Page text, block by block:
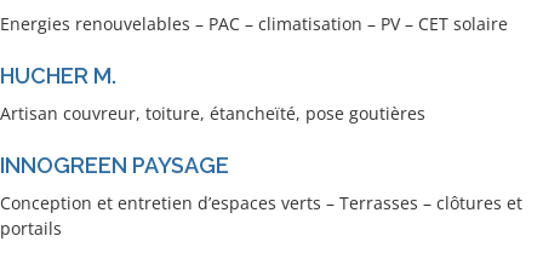
Energies renouvelables – PAC – climatisation – PV – CET solaire
HUCHER M.
Artisan couvreur, toiture, étancheïté, pose goutières
INNOGREEN PAYSAGE
Conception et entretien d’espaces verts – Terrasses – clôtures et
portails